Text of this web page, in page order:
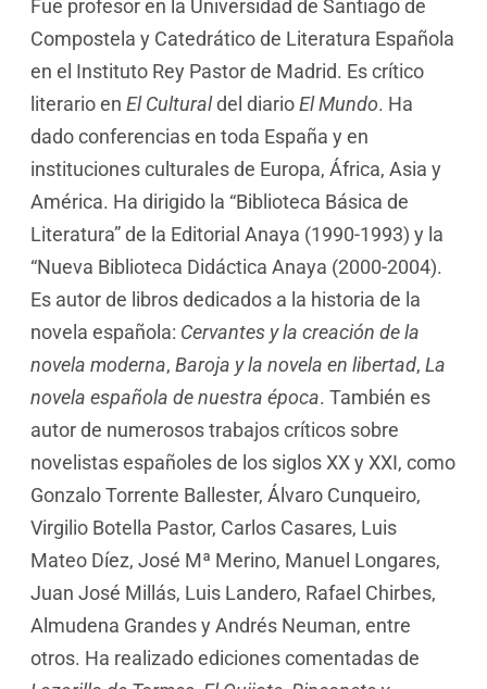
Fue profesor en la Universidad de Santiago de
Compostela y Catedrático de Literatura Española
en el Instituto Rey Pastor de Madrid. Es crítico
literario en El Culturaldel diarioEl Mundo. Ha
dado conferencias en toda España y en
instituciones culturales de Europa, África, Asia y
América. Ha dirigido la “Biblioteca Básica de
Literatura” de la Editorial Anaya (1990-1993) y la
“Nueva Biblioteca Didáctica Anaya (2000-2004).
Es autor de libros dedicados a la historia de la
novela española: Cervantes y la creación de la
novela moderna, Baroja y la novela en libertad, La
novela española de nuestra época. También es
autor de numerosos trabajos críticos sobre
novelistas españoles de los siglos XX y XXI, como
Gonzalo Torrente Ballester, Álvaro Cunqueiro,
Virgilio Botella Pastor, Carlos Casares, Luis
Mateo Díez, José Mª Merino, Manuel Longares,
Juan José Millás, Luis Landero, Rafael Chirbes,
Almudena Grandes y Andrés Neuman, entre
otros. Ha realizado ediciones comentadas de